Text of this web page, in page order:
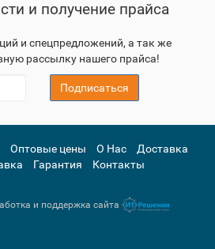
и получение прайса
и спецпредложений, а так же
рассылку нашего прайса!
Подписаться
Оптовые цены О Нас
Доставка
Гарантия Контакты
и поддержка сайта